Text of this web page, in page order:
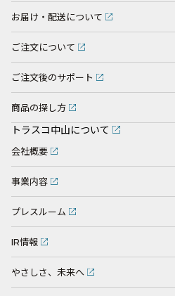
お届け・配送について
ご注文について
ご注文後のサポート
商品の探し方
トラスコ中山について
会社概要
事業内容
プレスルーム
IR情報
やさしさ、未来へ